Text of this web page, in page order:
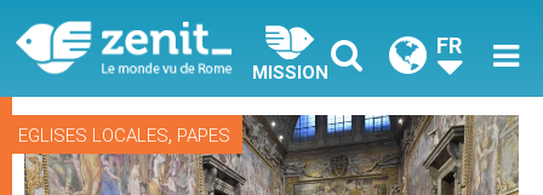
MISSION
FR
EGLISES LOCALES, PAPES